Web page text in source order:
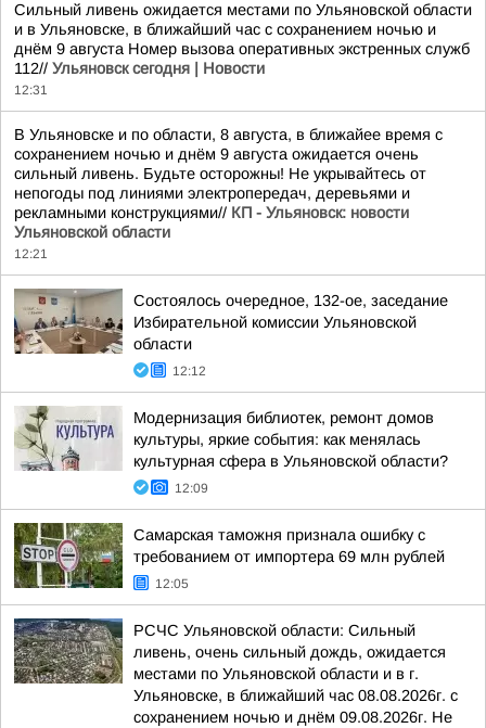
Сильный ливень ожидается местами по Ульяновской области
и в Ульяновске, в ближайший час с сохранением ночью и
днём 9 августа Номер вызова оперативных экстренных служб
112// Ульяновск сегодня | Новости
12:31
В Ульяновске и по области, 8 августа, в ближайее время с
сохранением ночью и днём 9 августа ожидается очень
сильный ливень. Будьте осторожны! Не укрывайтесь от
непогоды под линиями электропередач, деревьями и
рекламными конструкциями// КП - Ульяновск: новости
Ульяновской области
12:21
Состоялось очередное, 132-ое, заседание
Избирательной комиссии Ульяновской
области
12:12
Модернизация библиотек, ремонт домов
культуры, яркие события: как менялась
культурная сфера в Ульяновской области?
12:09
Самарская таможня признала ошибку с
требованием от импортера 69 млн рублей
12:05
РСЧС Ульяновской области: Сильный
ливень, очень сильный дождь, ожидается
местами по Ульяновской области и в г.
Ульяновске, в ближайший час 08.08.2026г. с
сохранением ночью и днём 09.08.2026г. Не